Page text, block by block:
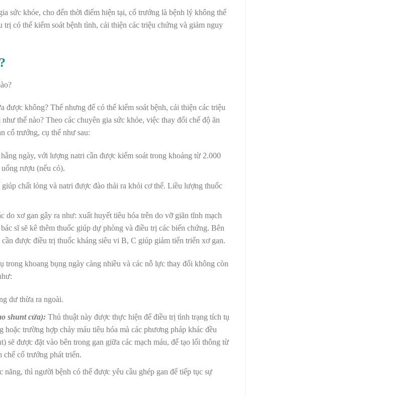
sức khỏe, cho đến thời điểm hiện tại, cổ trướng là bệnh lý không thể
có thể kiểm soát bệnh tình, cải thiện các triệu chứng và giảm nguy
không? Thế nhưng để có thể kiểm soát bệnh, cải thiện các triệu
thế nào? Theo các chuyên gia sức khỏe, việc thay đổi chế độ ăn
cổ trướng, cụ thể như sau:
ngày, với lượng natri cần được kiểm soát trong khoảng từ 2.000
rượu (nếu có).
chất lỏng và natri được đào thải ra khỏi cơ thể. Liều lượng thuốc
xơ gan gây ra như: xuất huyết tiêu hóa trên do vỡ giãn tĩnh mạch
sĩ sẽ kê thêm thuốc giúp dự phòng và điều trị các biến chứng. Bên
được điều trị thuốc kháng siêu vi B, C giúp giảm tiến triển xơ gan.
khoang bụng ngày càng nhiều và các nỗ lực thay đổi không còn
dư thừa ra ngoài.
shunt cửa):Thủ thuật này được thực hiện để điều trị tình trạng tích tụ
trường hợp chảy máu tiêu hóa mà các phương pháp khác đều
được đặt vào bên trong gan giữa các mạch máu, để tạo lối thông từ
chế cổ trướng phát triển.
thì người bệnh có thể được yêu cầu ghép gan để tiếp tục sự